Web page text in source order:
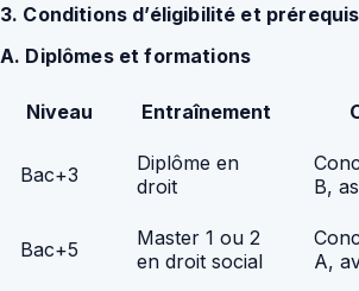
3. Conditions d’éligibilité et prérequis
A. Diplômes et formations
Niveau Entraînement
Bac+3
Diplôme en
droit
B,
Bac+5
Master 1 ou 2
en droit social
A,